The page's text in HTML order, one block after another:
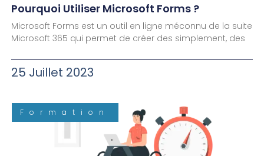
Pourquoi Utiliser Microsoft Forms ?
Microsoft Forms est un outil en ligne méconnu de la suite
Microsoft 365 qui permet de créer des simplement, des
25 Juillet 2023
Formation